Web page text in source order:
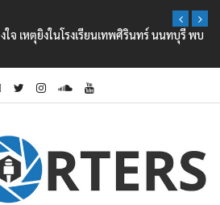
จ เหตุยิงในโรงเรียนเทพศิรินทร์ นนทบุรี พบ